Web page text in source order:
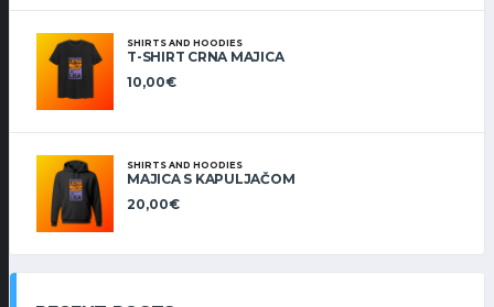
SHIRTS AND HOODIES
T-SHIRT CRNA MAJICA
10,00€
SHIRTS AND HOODIES
MAJICA S KAPULJAČOM
20,00€